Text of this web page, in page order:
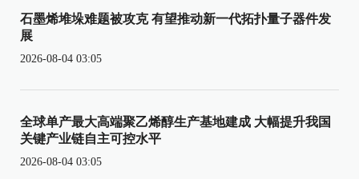
石墨烯堆垛难题被攻克 有望推动新一代拓扑量子器件发
展
2026-08-04 03:05
全球单产最大高端聚乙烯醇生产基地建成 大幅提升我国
关键产业链自主可控水平
2026-08-04 03:05